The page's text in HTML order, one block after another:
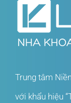
Trung tâm
với khẩu hiệu